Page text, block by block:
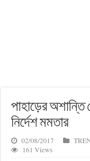
পাহাড়ের
নির্দেশ মমতার
02/08/2017
161 Views